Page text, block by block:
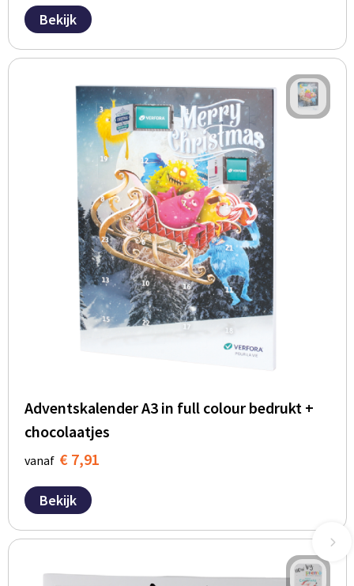
Bekijk
Adventskalender A3 in full colour bedrukt +
chocolaatjes
vanaf € 7,91
Bekijk